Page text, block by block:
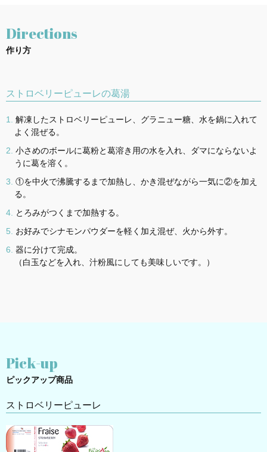
Directions
作り方
ストロベリーピューレの葛湯
解凍したストロベリーピューレ、グラニュー糖、水を鍋に入れて
よく混ぜる。
小さめのボールに葛粉と葛溶き用の水を入れ、ダマにならないよ
うに葛を溶く。
①を中火で沸騰するまで加熱し、かき混ぜながら一気に②を加え
る。
とろみがつくまで加熱する。
お好みでシナモンパウダーを軽く加え混ぜ、火から外す。
器に分けて完成。
（白玉などを入れ、汁粉風にしても美味しいです。）
Pick-up
ピックアップ商品
ストロベリーピューレ